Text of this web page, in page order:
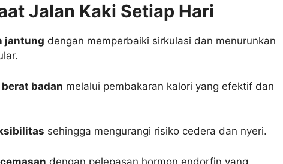
Jalan Kaki Setiap Hari
jantung dengan memperbaiki sirkulasi dan menurunkan
badan melalui pembakaran kalori yang efektif dan
sehingga mengurangi risiko cedera dan nyeri.
dengan pelepasan hormon endorfin yang